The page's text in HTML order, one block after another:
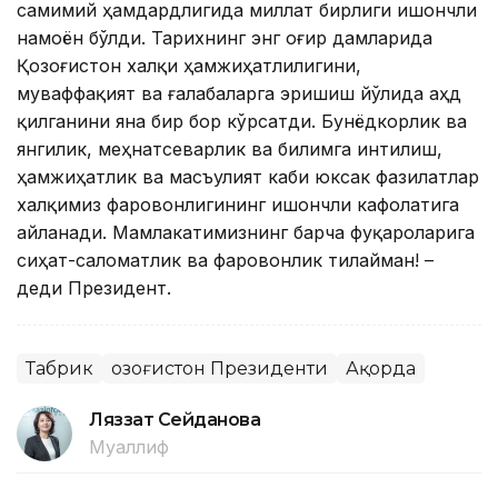
самимий ҳамдардлигида миллат бирлиги ишончли
намоён бўлди. Тарихнинг энг оғир дамларида
Қозоғистон халқи ҳамжиҳатлилигини,
муваффақият ва ғалабаларга эришиш йўлида аҳд
қилганини яна бир бор кўрсатди. Бунёдкорлик ва
янгилик, меҳнатсеварлик ва билимга интилиш,
ҳамжиҳатлик ва масъулият каби юксак фазилатлар
халқимиз фаровонлигининг ишончли кафолатига
айланади. Мамлакатимизнинг барча фуқароларига
сиҳат-саломатлик ва фаровонлик тилайман! –
деди Президент.
Табрик Қозоғистон Президенти Ақорда
Ляззат Сейданова
Муаллиф